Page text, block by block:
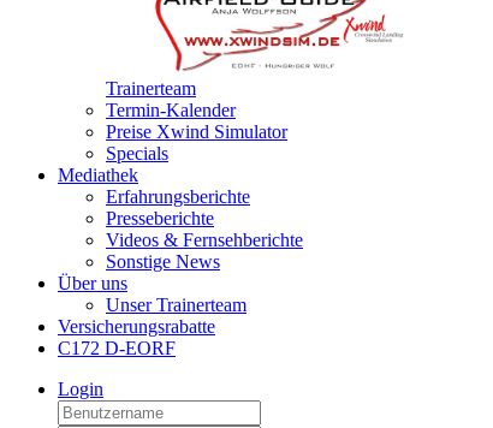
Trainerteam
Termin-Kalender
Preise Xwind Simulator
Specials
Mediathek
Erfahrungsberichte
Presseberichte
Videos & Fernsehberichte
Sonstige News
Über uns
Unser Trainerteam
Versicherungsrabatte
C172 D-EORF
Login